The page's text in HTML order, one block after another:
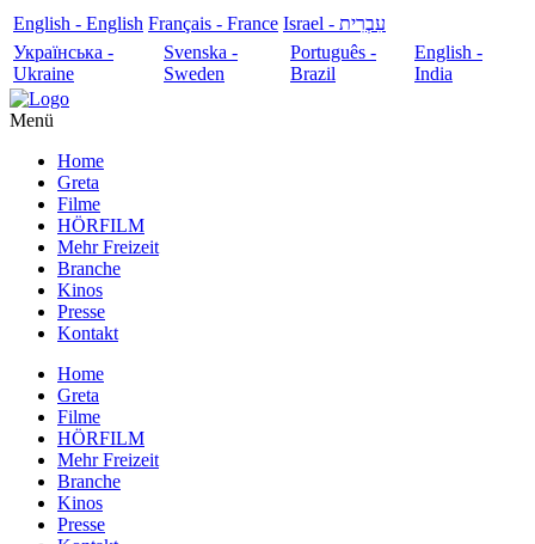
English - English Français - France
עִבְרִית - Israel
Українська -
Ukraine
Svenska -
Sweden
Português -
Brazil
English -
India
Menü
Home
Greta
Filme
HÖRFILM
Mehr Freizeit
Branche
Kinos
Presse
Kontakt
Home
Greta
Filme
HÖRFILM
Mehr Freizeit
Branche
Kinos
Presse